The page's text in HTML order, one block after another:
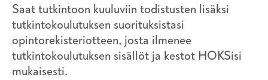
Saat tutkintoon kuuluviin todistusten lisäksi
tutkintokoulutuksen suorituksistasi
opintorekisteriotteen, josta ilmenee
tutkintokoulutuksen sisällöt ja kestot HOKSisi
mukaisesti.